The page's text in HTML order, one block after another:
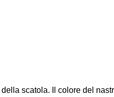
scatola. Il colore del